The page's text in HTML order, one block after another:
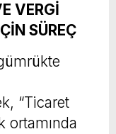
VERGİ
SÜREÇ
“Ticaret
ortamında